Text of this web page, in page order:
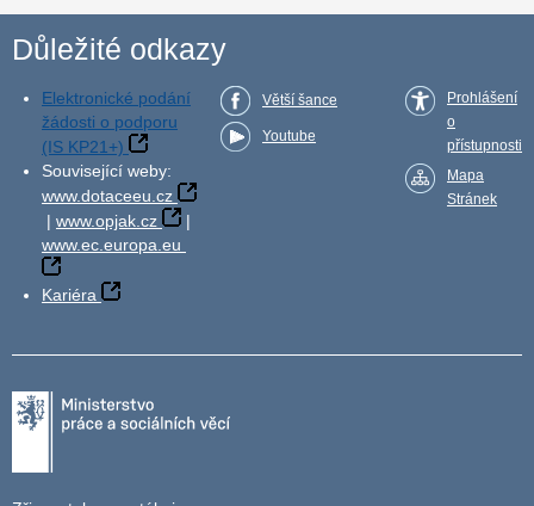
Důležité odkazy
Elektronické podání
žádosti o podporu
(IS KP21+)
Související weby:
www.dotaceeu.cz
| www.opjak.cz
|
www.ec.europa.eu
Kariéra
Větší šance
Youtube
Prohlášení
o
přístupnosti
Mapa
Stránek